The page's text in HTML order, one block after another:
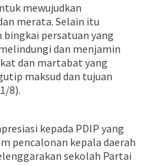
mewujudkan
merata. Selain itu
persatuan yang
dan menjamin
dan martabat yang
maksud dan tujuan
8).
kepada PDIP yang
pencalonan kepala daerah
sekolah Partai